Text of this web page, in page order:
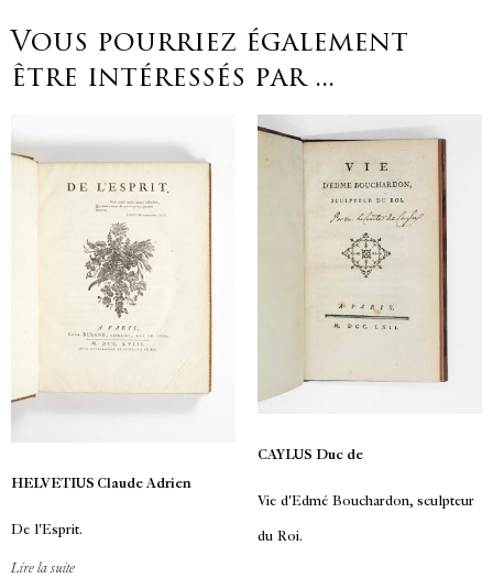
Vous pourriez également
être intéressés par ...
HELVETIUS Claude Adrien
De l'Esprit.
Lire la suite
CAYLUS Duc de
Vie d'Edmé Bouchardon, sculpteur
du Roi.